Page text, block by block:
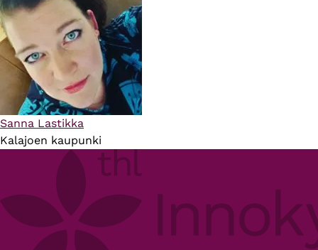
Sanna Lastikka
Kalajoen kaupunki